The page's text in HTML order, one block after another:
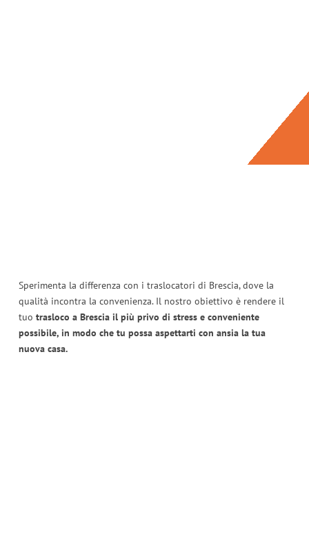
Sperimenta la differenza con i traslocatori di Brescia, dove la
qualità incontra la convenienza. Il nostro obiettivo è rendere il
tuo trasloco a Brescia il più privo di stress e conveniente
possibile, in modo che tu possa aspettarti con ansia la tua
nuova casa.